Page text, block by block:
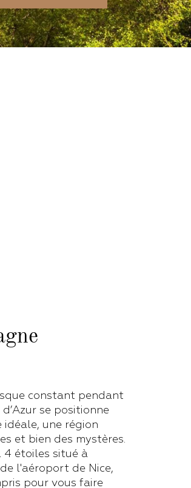
constant pendant
se positionne
une région
et bien des mystères.
étoiles situé à
l'aéroport de Nice,
pour vous faire